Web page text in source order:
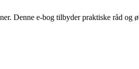
Denne e-bog tilbyder praktiske råd og